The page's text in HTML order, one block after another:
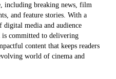
including breaking news, film
and feature stories. With a
digital media and audience
committed to delivering
content that keeps readers
world of cinema and